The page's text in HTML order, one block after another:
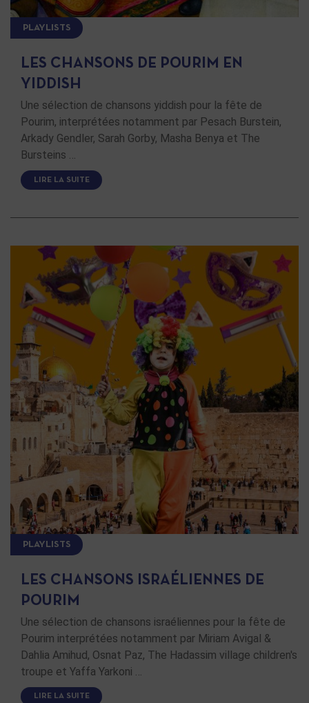
PLAYLISTS
LES CHANSONS DE POURIM EN
YIDDISH
Une sélection de chansons yiddish pour la fête de
Pourim, interprétées notamment par Pesach Burstein,
Arkady Gendler, Sarah Gorby, Masha Benya et The
Bursteins …
LIRE LA SUITE
PLAYLISTS
LES CHANSONS ISRAÉLIENNES DE
POURIM
Une sélection de chansons israéliennes pour la fête de
Pourim interprétées notamment par Miriam Avigal &
Dahlia Amihud, Osnat Paz, The Hadassim village children's
troupe et Yaffa Yarkoni …
LIRE LA SUITE